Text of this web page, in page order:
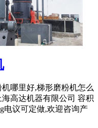
哪里好,梯形磨粉机怎么
高达机器有限公司 容积
电议可定做,欢迎咨询产